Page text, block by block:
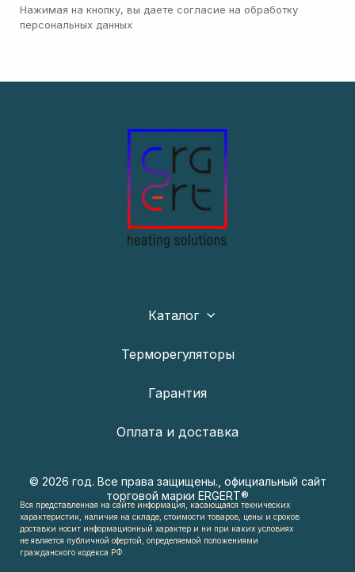
Нажимая на кнопку, вы даете согласие на обработку
персональных данных
Каталог
Терморегуляторы
Гарантия
Оплата и доставка
© 2026 год. Все права защищены., официальный сайт
торговой марки ERGERT®
Вся представленная на сайте информация, касающаяся технических
характеристик, наличия на складе, стоимости товаров, цены и сроков
доставки носит информационный характер и ни при каких условиях
не является публичной офертой, определяемой положениями
гражданского кодекса РФ.